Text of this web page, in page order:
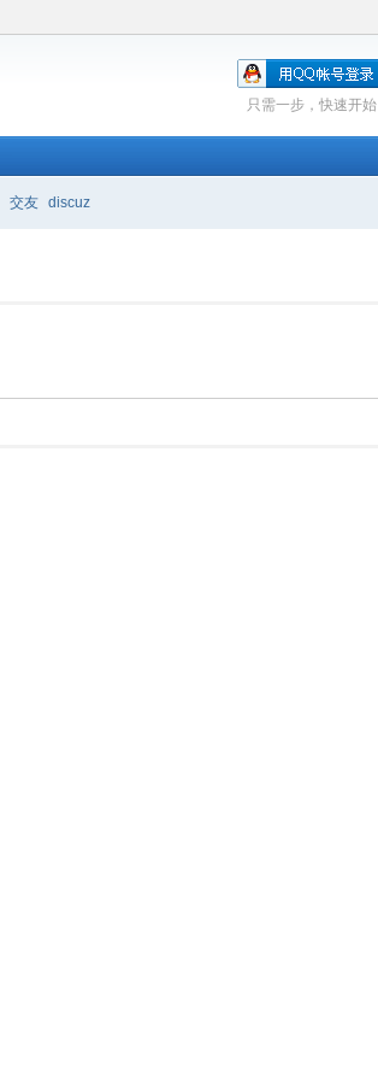
只需一步，快速开始
交友 discuz